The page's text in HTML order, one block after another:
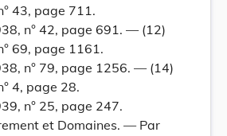
43, page 711.
n° 42, page 691. — (12)
69, page 1161.
n° 79, page 1256. — (14)
4, page 28.
n° 25, page 247.
et Domaines. — Par